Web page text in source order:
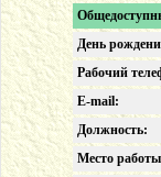
День
Рабочий
E-mail:
Должность:
Место